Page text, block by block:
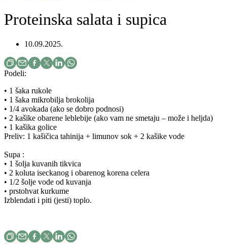
Proteinska salata i supica
10.09.2025.
Podeli:
• 1 šaka rukole
• 1 šaka mikrobilja brokolija
• 1/4 avokada (ako se dobro podnosi)
• 2 kašike obarene leblebije (ako vam ne smetaju – može i heljda)
• 1 kašika golice
Preliv: 1 kašičica tahinija + limunov sok + 2 kašike vode
Supa :
• 1 šolja kuvanih tikvica
• 2 koluta iseckanog i obarenog korena celera
• 1/2 šolje vode od kuvanja
• prstohvat kurkume
Izblendati i piti (jesti) toplo.